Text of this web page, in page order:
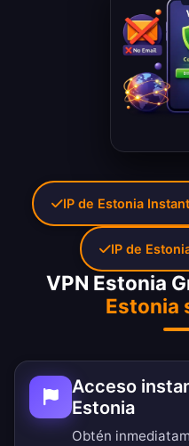
VPN Estonia
Estonia
Acceso
Estonia
Obtén
IP de Estonia
IP de